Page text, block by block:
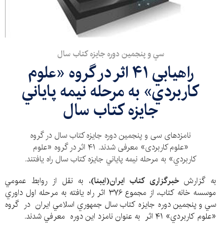
سي و پنجمين دوره جايزه كتاب سال
راهيابي ۴۱ اثر در گروه «علوم
كاربردي» به مرحله نيمه پاياني
جايزه كتاب سال
نامزدهای سی و پنجمین دوره جایزه کتاب سال در گروه
«علوم کاربردی» معرفی شدند. ۴۱ اثر در گروه «علوم
كاربردي» به مرحله نيمه پاياني جايزه كتاب سال راه یافتند.
به گزارش خبرگزاری کتاب ایران(ایبنا)، به نقل از روابط عمومي
موسسه خانه كتاب، از مجموع ۳۷۶ اثر راه يافته به مرحله اول داوري
سي و پنجمين دوره جايزه كتاب سال جمهوري اسلامي ايران در گروه
«علوم كاربردي» ۴۱ اثر به عنوان نامزد اين دوره معرفي شدند.